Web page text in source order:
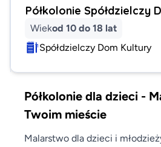
Półkolonie Spółdzielczy
Wiekod 10 do 18 lat
Spółdzielczy Dom Kultury
Półkolonie dla dzieci -
Twoim mieście
Malarstwo dla dzieci i